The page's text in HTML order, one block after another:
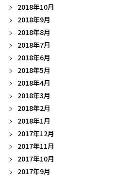
2018年10月
2018年9月
2018年8月
2018年7月
2018年6月
2018年5月
2018年4月
2018年3月
2018年2月
2018年1月
2017年12月
2017年11月
2017年10月
2017年9月